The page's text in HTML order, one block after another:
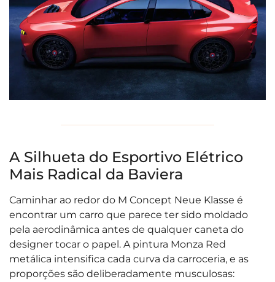
A Silhueta do Esportivo Elétrico
Mais Radical da Baviera
Caminhar ao redor do M Concept Neue Klasse é
encontrar um carro que parece ter sido moldado
pela aerodinâmica antes de qualquer caneta do
designer tocar o papel. A pintura Monza Red
metálica intensifica cada curva da carroceria, e as
proporções são deliberadamente musculosas: